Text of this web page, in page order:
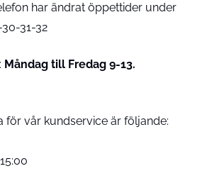
har ändrat öppettider under
31-32
Måndag till Fredag 9-13.
för vår kundservice är följande: